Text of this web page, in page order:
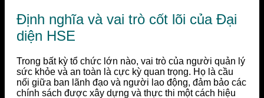
Định nghĩa và vai trò cốt lõi của Đại
diện HSE
Trong bất kỳ tổ chức lớn nào, vai trò của người quản lý
sức khỏe và an toàn là cực kỳ quan trọng. Họ là cầu
nối giữa ban lãnh đạo và người lao động, đảm bảo các
chính sách được xây dựng và thực thi một cách hiệu